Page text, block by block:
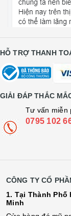
HỖ TRỢ THANH
GIẢI ĐÁP THẮC
Tư vấn miễn
0795 102
CÔNG TY CỔ
1. Tại Thành Phố
Minh